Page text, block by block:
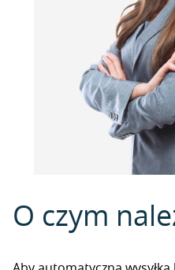
O czym